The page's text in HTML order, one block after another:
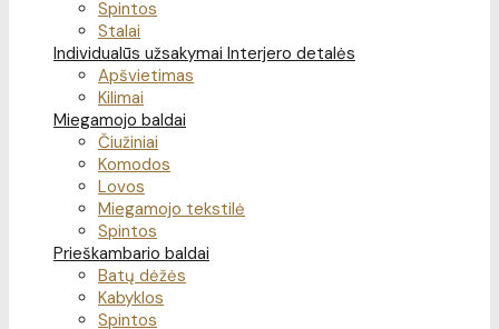
Spintos
Stalai
Individualūs užsakymai Interjero detalės
Apšvietimas
Kilimai
Miegamojo baldai
Čiužiniai
Komodos
Lovos
Miegamojo tekstilė
Spintos
Prieškambario baldai
Batų dėžės
Kabyklos
Spintos